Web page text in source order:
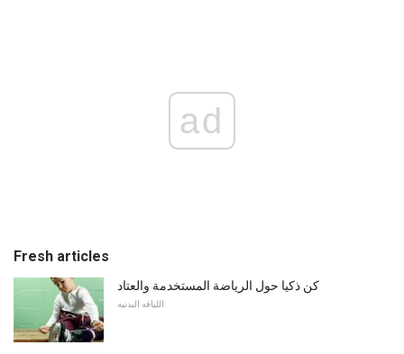
ad
Fresh articles
كن ذكيا حول الرياضة المستخدمة والعتاد
اللياقه البدنيه